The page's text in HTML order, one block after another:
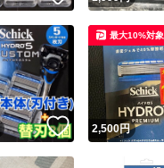
いいね！
2,500円
最大10%対象